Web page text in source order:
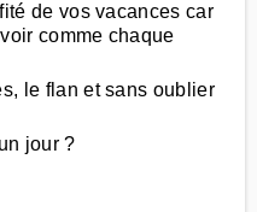
de vos vacances car
comme chaque
le flan et sans oublier
jour ?